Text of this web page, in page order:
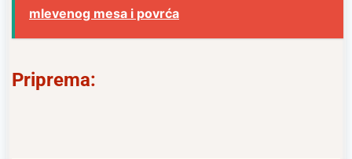
mlevenog mesa i povrća
Priprema: